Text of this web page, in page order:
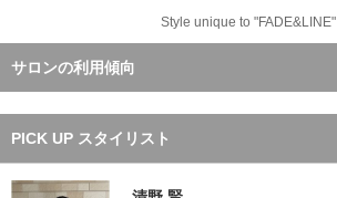
Style unique to "FADE&LINE"
サロンの利用傾向
PICK UP スタイリスト